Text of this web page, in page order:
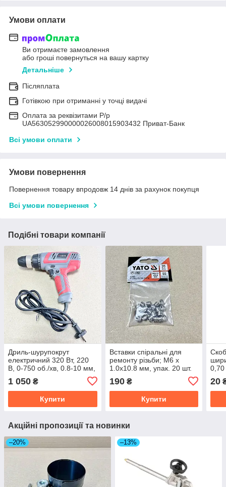
Умови оплати
Ви отримаєте замовлення
або гроші повернуться на вашу картку
Детальніше
Післяплата
Готівкою при отриманні у точці видачі
Оплата за реквізитами Р/р
UA563052990000026008015903432 Приват-Банк
Всі умови оплати
Умови повернення
Повернення товару впродовж 14 днів за рахунок покупця
Всі умови повернення
Подібні товари компанії
Дриль-шурупокрут
електричний 320 Вт, 220
В, 0-750 об./хв, 0.8-10 мм,
0103
1 050 ₴
Купити
Вставки спіральні для
ремонту різьби; М6 х
1.0х10.8 мм, упак. 20 шт.
190₴
Купити
20
Акційні пропозиції та новинки
–20% –13%